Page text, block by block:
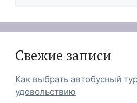
Свежие записи
Как выбрать автобусный
удовольствию